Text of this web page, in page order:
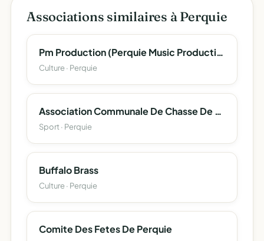
Associations similaires à Perquie
Pm Production (Perquie Music Production)
Culture · Perquie
Association Communale De Chasse De Perquie
Sport · Perquie
Buffalo Brass
Culture · Perquie
Comite Des Fetes De Perquie